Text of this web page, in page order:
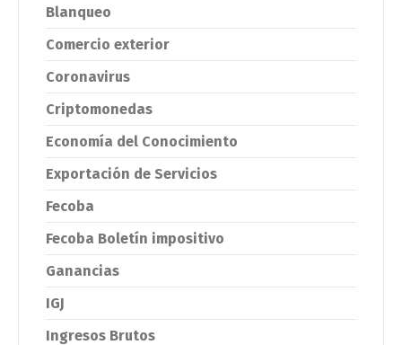
Blanqueo
Comercio exterior
Coronavirus
Criptomonedas
Economía del Conocimiento
Exportación de Servicios
Fecoba
Fecoba Boletín impositivo
Ganancias
IGJ
Ingresos Brutos